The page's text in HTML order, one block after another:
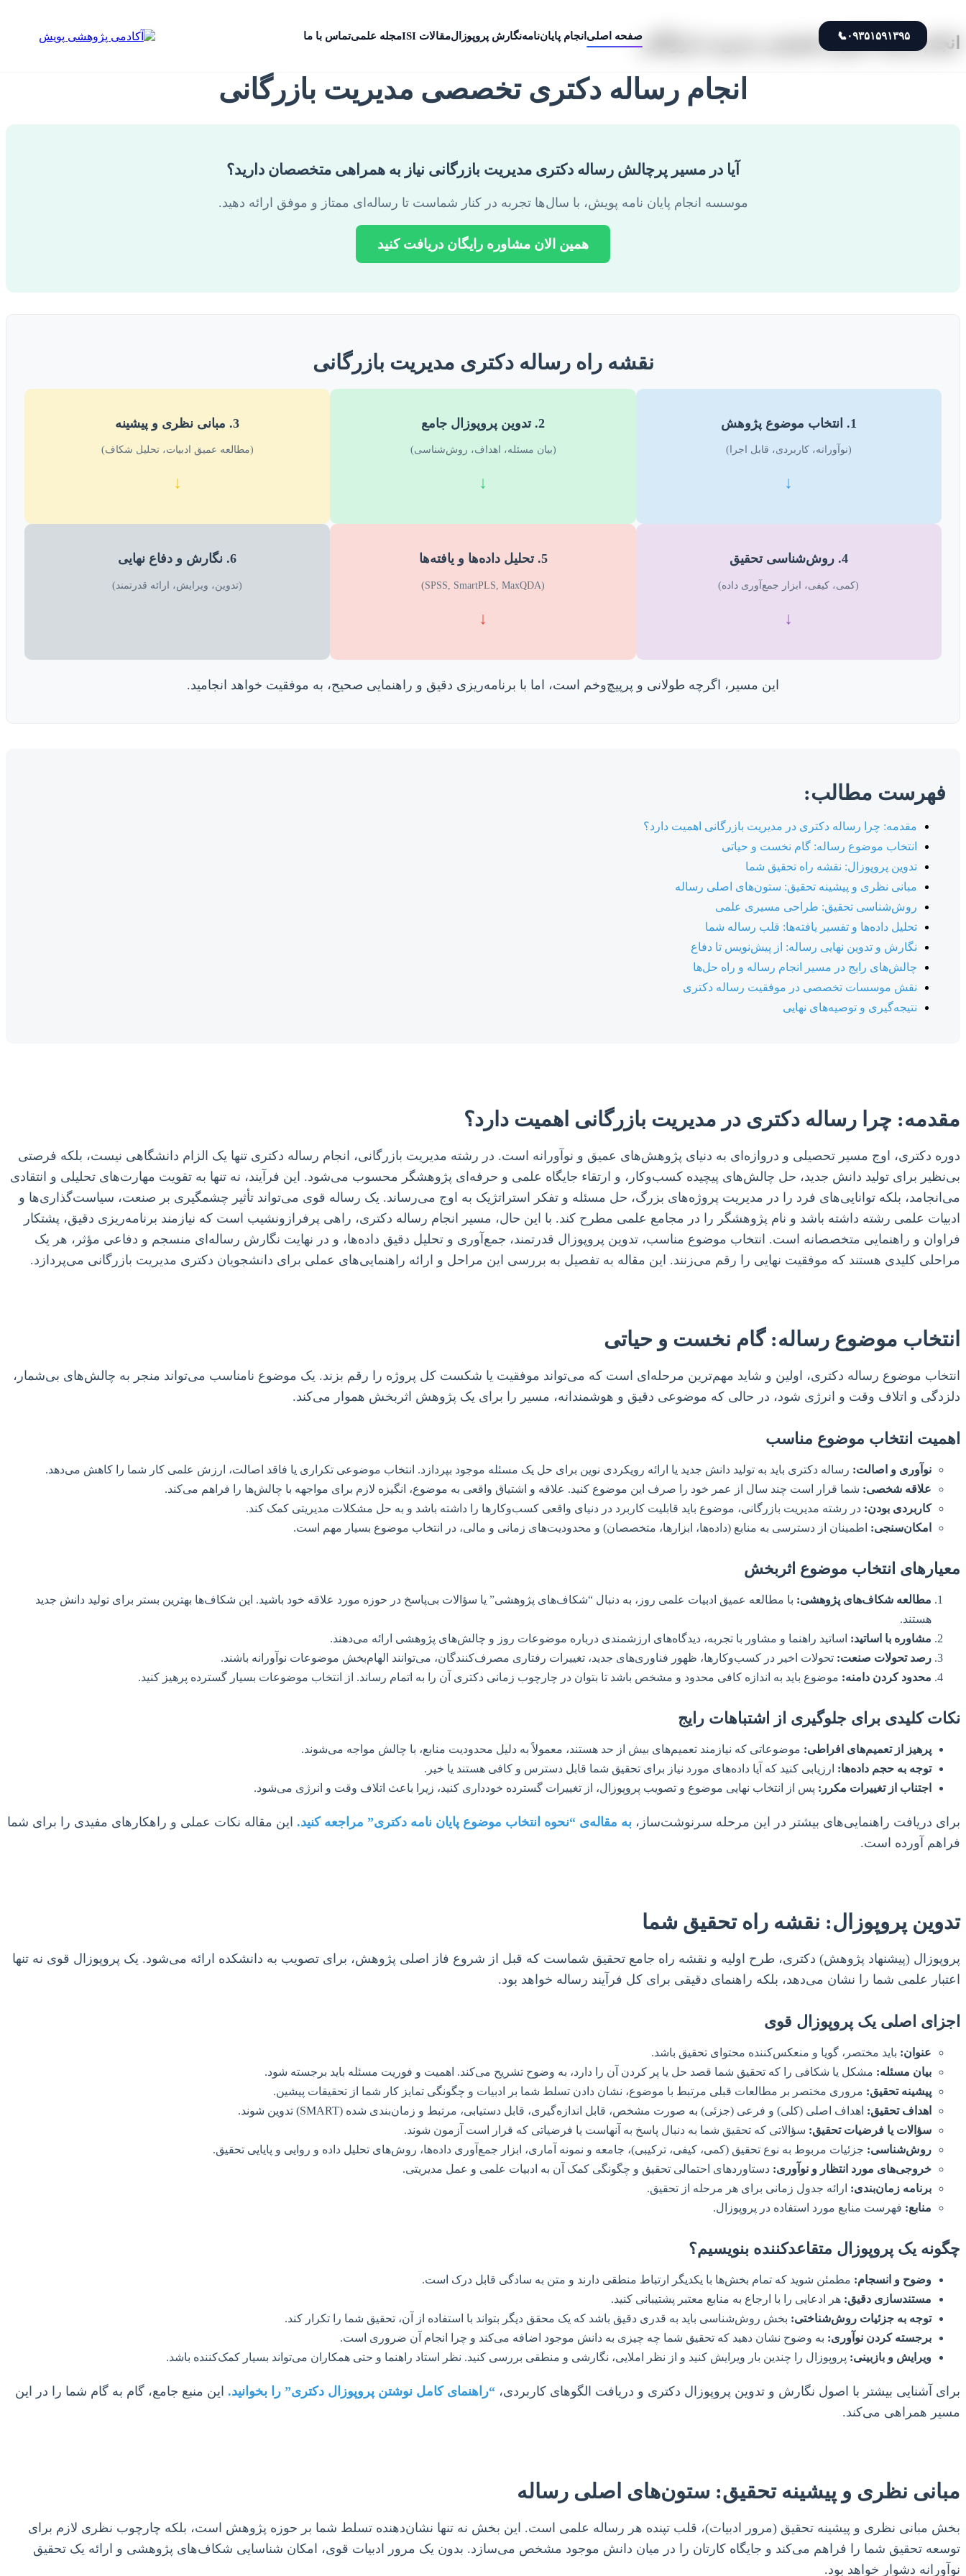
۰۹۳۵۱۵۹۱۳۹۵📞 صفحه اصلی انجام پایان‌نامهنگارش پروپوزالمقالات ISI مجله علمیتماس با ما انجام رساله دکتری تخصصی مدیریت بازرگانی
انجام رساله دکتری تخصصی مدیریت بازرگانی
آیا در مسیر پرچالش رساله دکتری مدیریت بازرگانی نیاز به همراهی متخصصان دارید؟
موسسه انجام پایان نامه پویش، با سال‌ها تجربه در کنار شماست تا رساله‌ای ممتاز و موفق ارائه دهید.
همین الان مشاوره رایگان دریافت کنید
نقشه راه رساله دکتری مدیریت بازرگانی
1. انتخاب موضوع پژوهش
(نوآورانه، کاربردی، قابل اجرا)
↓
2. تدوین پروپوزال جامع
(بیان مسئله، اهداف، روش‌شناسی)
↓
3. مبانی نظری و پیشینه
(مطالعه عمیق ادبیات، تحلیل شکاف)
↓
4. روش‌شناسی تحقیق
(کمی، کیفی، ابزار جمع‌آوری داده)
↓
5. تحلیل داده‌ها و یافته‌ها
(SPSS, SmartPLS, MaxQDA)
↓
6. نگارش و دفاع نهایی
(تدوین، ویرایش، ارائه قدرتمند)
این مسیر، اگرچه طولانی و پرپیچ‌وخم است، اما با برنامه‌ریزی دقیق و راهنمایی صحیح، به موفقیت خواهد انجامید.
فهرست مطالب:
مقدمه: چرا رساله دکتری در مدیریت بازرگانی اهمیت دارد؟
انتخاب موضوع رساله: گام نخست و حیاتی
تدوین پروپوزال: نقشه راه تحقیق شما
مبانی نظری و پیشینه تحقیق: ستون‌های اصلی رساله
روش‌شناسی تحقیق: طراحی مسیری علمی
تحلیل داده‌ها و تفسیر یافته‌ها: قلب رساله شما
نگارش و تدوین نهایی رساله: از پیش‌نویس تا دفاع
چالش‌های رایج در مسیر انجام رساله و راه حل‌ها
نقش موسسات تخصصی در موفقیت رساله دکتری
نتیجه‌گیری و توصیه‌های نهایی
مقدمه: چرا رساله دکتری در مدیریت بازرگانی اهمیت دارد؟
دوره دکتری، اوج مسیر تحصیلی و دروازه‌ای به دنیای پژوهش‌های عمیق و نوآورانه است. در رشته مدیریت بازرگانی، انجام رساله دکتری تنها یک الزام دانشگاهی نیست، بلکه فرصتی
بی‌نظیر برای تولید دانش جدید، حل چالش‌های پیچیده کسب‌وکار، و ارتقاء جایگاه علمی و حرفه‌ای پژوهشگر محسوب می‌شود. این فرآیند، نه تنها به تقویت مهارت‌های تحلیلی و انتقادی
می‌انجامد، بلکه توانایی‌های فرد را در مدیریت پروژه‌های بزرگ، حل مسئله و تفکر استراتژیک به اوج می‌رساند. یک رساله قوی می‌تواند تأثیر چشمگیری بر صنعت، سیاست‌گذاری‌ها و
ادبیات علمی رشته داشته باشد و نام پژوهشگر را در مجامع علمی مطرح کند. با این حال، مسیر انجام رساله دکتری، راهی پرفرازونشیب است که نیازمند برنامه‌ریزی دقیق، پشتکار
فراوان و راهنمایی متخصصانه است. انتخاب موضوع مناسب، تدوین پروپوزال قدرتمند، جمع‌آوری و تحلیل دقیق داده‌ها، و در نهایت نگارش رساله‌ای منسجم و دفاعی مؤثر، هر یک
مراحلی کلیدی هستند که موفقیت نهایی را رقم می‌زنند. این مقاله به تفصیل به بررسی این مراحل و ارائه راهنمایی‌های عملی برای دانشجویان دکتری مدیریت بازرگانی می‌پردازد.
انتخاب موضوع رساله: گام نخست و حیاتی
انتخاب موضوع رساله دکتری، اولین و شاید مهم‌ترین مرحله‌ای است که می‌تواند موفقیت یا شکست کل پروژه را رقم بزند. یک موضوع نامناسب می‌تواند منجر به چالش‌های بی‌شمار،
دلزدگی و اتلاف وقت و انرژی شود، در حالی که موضوعی دقیق و هوشمندانه، مسیر را برای یک پژوهش اثربخش هموار می‌کند.
اهمیت انتخاب موضوع مناسب
نوآوری و اصالت: رساله دکتری باید به تولید دانش جدید یا ارائه رویکردی نوین برای حل یک مسئله موجود بپردازد. انتخاب موضوعی تکراری یا فاقد اصالت، ارزش علمی کار شما را کاهش می‌دهد.
علاقه شخصی: شما قرار است چند سال از عمر خود را صرف این موضوع کنید. علاقه و اشتیاق واقعی به موضوع، انگیزه لازم برای مواجهه با چالش‌ها را فراهم می‌کند.
کاربردی بودن: در رشته مدیریت بازرگانی، موضوع باید قابلیت کاربرد در دنیای واقعی کسب‌وکارها را داشته باشد و به حل مشکلات مدیریتی کمک کند.
امکان‌سنجی: اطمینان از دسترسی به منابع (داده‌ها، ابزارها، متخصصان) و محدودیت‌های زمانی و مالی، در انتخاب موضوع بسیار مهم است.
معیارهای انتخاب موضوع اثربخش
مطالعه شکاف‌های پژوهشی: با مطالعه عمیق ادبیات علمی روز، به دنبال “شکاف‌های پژوهشی” یا سؤالات بی‌پاسخ در حوزه مورد علاقه خود باشید. این شکاف‌ها بهترین بستر برای تولید دانش جدید
هستند.
مشاوره با اساتید: اساتید راهنما و مشاور با تجربه، دیدگاه‌های ارزشمندی درباره موضوعات روز و چالش‌های پژوهشی ارائه می‌دهند.
رصد تحولات صنعت: تحولات اخیر در کسب‌وکارها، ظهور فناوری‌های جدید، تغییرات رفتاری مصرف‌کنندگان، می‌توانند الهام‌بخش موضوعات نوآورانه باشند.
محدود کردن دامنه: موضوع باید به اندازه کافی محدود و مشخص باشد تا بتوان در چارچوب زمانی دکتری آن را به اتمام رساند. از انتخاب موضوعات بسیار گسترده پرهیز کنید.
نکات کلیدی برای جلوگیری از اشتباهات رایج
پرهیز از تعمیم‌های افراطی: موضوعاتی که نیازمند تعمیم‌های بیش از حد هستند، معمولاً به دلیل محدودیت منابع، با چالش مواجه می‌شوند.
توجه به حجم داده‌ها: ارزیابی کنید که آیا داده‌های مورد نیاز برای تحقیق شما قابل دسترس و کافی هستند یا خیر.
اجتناب از تغییرات مکرر: پس از انتخاب نهایی موضوع و تصویب پروپوزال، از تغییرات گسترده خودداری کنید، زیرا باعث اتلاف وقت و انرژی می‌شود.
برای دریافت راهنمایی‌های بیشتر در این مرحله سرنوشت‌ساز، به مقاله‌ی “نحوه انتخاب موضوع پایان نامه دکتری” مراجعه کنید. این مقاله نکات عملی و راهکارهای مفیدی را برای شما
فراهم آورده است.
تدوین پروپوزال: نقشه راه تحقیق شما
پروپوزال (پیشنهاد پژوهش) دکتری، طرح اولیه و نقشه راه جامع تحقیق شماست که قبل از شروع فاز اصلی پژوهش، برای تصویب به دانشکده ارائه می‌شود. یک پروپوزال قوی نه تنها
اعتبار علمی شما را نشان می‌دهد، بلکه راهنمای دقیقی برای کل فرآیند رساله خواهد بود.
اجزای اصلی یک پروپوزال قوی
عنوان: باید مختصر، گویا و منعکس‌کننده محتوای تحقیق باشد.
بیان مسئله: مشکل یا شکافی را که تحقیق شما قصد حل یا پر کردن آن را دارد، به وضوح تشریح می‌کند. اهمیت و فوریت مسئله باید برجسته شود.
پیشینه تحقیق: مروری مختصر بر مطالعات قبلی مرتبط با موضوع، نشان دادن تسلط شما بر ادبیات و چگونگی تمایز کار شما از تحقیقات پیشین.
اهداف تحقیق: اهداف اصلی (کلی) و فرعی (جزئی) به صورت مشخص، قابل اندازه‌گیری، قابل دستیابی، مرتبط و زمان‌بندی شده (SMART) تدوین شوند.
سؤالات یا فرضیات تحقیق: سؤالاتی که تحقیق شما به دنبال پاسخ به آنهاست یا فرضیاتی که قرار است آزمون شوند.
روش‌شناسی: جزئیات مربوط به نوع تحقیق (کمی، کیفی، ترکیبی)، جامعه و نمونه آماری، ابزار جمع‌آوری داده‌ها، روش‌های تحلیل داده و روایی و پایایی تحقیق.
خروجی‌های مورد انتظار و نوآوری: دستاوردهای احتمالی تحقیق و چگونگی کمک آن به ادبیات علمی و عمل مدیریتی.
برنامه زمان‌بندی: ارائه جدول زمانی برای هر مرحله از تحقیق.
منابع: فهرست منابع مورد استفاده در پروپوزال.
چگونه یک پروپوزال متقاعدکننده بنویسیم؟
وضوح و انسجام: مطمئن شوید که تمام بخش‌ها با یکدیگر ارتباط منطقی دارند و متن به سادگی قابل درک است.
مستندسازی دقیق: هر ادعایی را با ارجاع به منابع معتبر پشتیبانی کنید.
توجه به جزئیات روش‌شناختی: بخش روش‌شناسی باید به قدری دقیق باشد که یک محقق دیگر بتواند با استفاده از آن، تحقیق شما را تکرار کند.
برجسته کردن نوآوری: به وضوح نشان دهید که تحقیق شما چه چیزی به دانش موجود اضافه می‌کند و چرا انجام آن ضروری است.
ویرایش و بازبینی: پروپوزال را چندین بار ویرایش کنید و از نظر املایی، نگارشی و منطقی بررسی کنید. نظر استاد راهنما و حتی همکاران می‌تواند بسیار کمک‌کننده باشد.
برای آشنایی بیشتر با اصول نگارش و تدوین پروپوزال دکتری و دریافت الگوهای کاربردی، “راهنمای کامل نوشتن پروپوزال دکتری” را بخوانید. این منبع جامع، گام به گام شما را در این
مسیر همراهی می‌کند.
مبانی نظری و پیشینه تحقیق: ستون‌های اصلی رساله
بخش مبانی نظری و پیشینه تحقیق (مرور ادبیات)، قلب تپنده هر رساله علمی است. این بخش نه تنها نشان‌دهنده تسلط شما بر حوزه پژوهش است، بلکه چارچوب نظری لازم برای
توسعه تحقیق شما را فراهم می‌کند و جایگاه کارتان را در میان دانش موجود مشخص می‌سازد. بدون یک مرور ادبیات قوی، امکان شناسایی شکاف‌های پژوهشی و ارائه یک تحقیق
نوآورانه دشوار خواهد بود.